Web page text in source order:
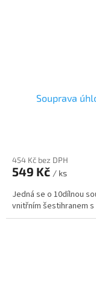
Souprava
454 Kč bez DPH
549 Kč / ks
Jedná se o 10dílnou
vnitřním šestihranem